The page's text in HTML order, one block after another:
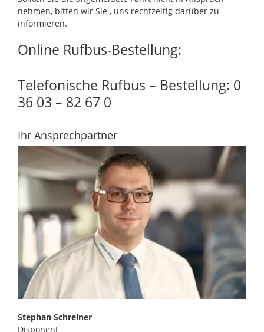
nehmen, bitten wir Sie , uns rechtzeitig darüber zu
informieren.
Online Rufbus-Bestellung:
Telefonische Rufbus – Bestellung: 0
36 03 – 82 67 0
Ihr Ansprechpartner
Stephan Schreiner
Disponent